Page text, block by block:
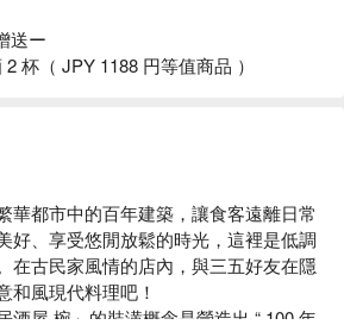
送ー
杯（ JPY 1188 円等值商品 ）
華都市中的百年建築，讓食客遠離日常
好、享受悠閒放鬆的時光，這裡是低調
在古民家風情的店內，與三五好友在隱
和風現代料理吧！
酒屋 椀」的裝潢概念是營造出 “ 100 年